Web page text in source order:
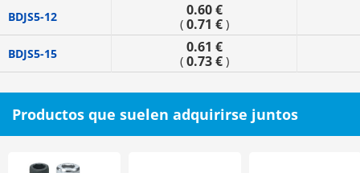
BDJS5-12 0.60 €
( 0.71 €)
BDJS5-15 0.61 €
( 0.73 €)
Productos que suelen adquirirse juntos